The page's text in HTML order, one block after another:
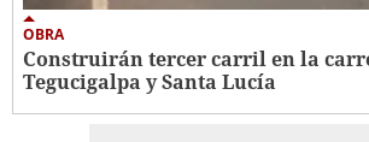
OBRA
Construirán tercer carril en la
Tegucigalpa y Santa Lucía